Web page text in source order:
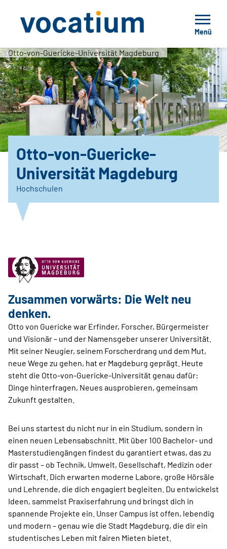
Menü
Otto-von-Guericke-Universität Magdeburg
Otto-von-Guericke-
Universität Magdeburg
Hochschulen
Zusammen vorwärts: Die Welt neu
denken.
Otto von Guericke war Erfinder, Forscher, Bürgermeister
und Visionär – und der Namensgeber unserer Universität.
Mit seiner Neugier, seinem Forscherdrang und dem Mut,
neue Wege zu gehen, hat er Magdeburg geprägt. Heute
steht die Otto-von-Guericke-Universität genau dafür:
Dinge hinterfragen, Neues ausprobieren, gemeinsam
Zukunft gestalten.
Bei uns startest du nicht nur in ein Studium, sondern in
einen neuen Lebensabschnitt. Mit über 100 Bachelor- und
Masterstudiengängen findest du garantiert etwas, das zu
dir passt – ob Technik, Umwelt, Gesellschaft, Medizin oder
Wirtschaft. Dich erwarten moderne Labore, große Hörsäle
und Lehrende, die dich engagiert begleiten. Du entwickelst
Ideen, sammelst Praxiserfahrung und bringst dich in
spannende Projekte ein. Unser Campus ist offen, lebendig
und modern – genau wie die Stadt Magdeburg, die dir ein
studentisches Leben mit fairen Mieten bietet.